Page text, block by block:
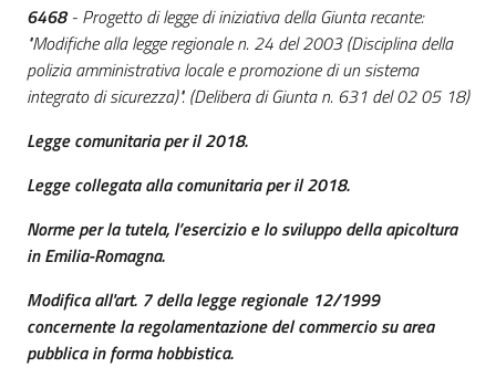
6468- Progetto di legge di iniziativa della Giunta recante:
"Modifiche alla legge regionale n. 24 del 2003 (Disciplina della
polizia amministrativa locale e promozione di un sistema
integrato di sicurezza)". (Delibera di Giunta n. 631 del 02 05 18)
Legge comunitaria per il 2018.
Leggecollegata alla comunitaria per il 2018.
Norme per la tutela, l’esercizio e lo sviluppo della apicoltura
in Emilia-Romagna.
Modifica all'art. 7 della legge regionale 12/1999
concernente la regolamentazione del commercio su area
pubblica in forma hobbistica.